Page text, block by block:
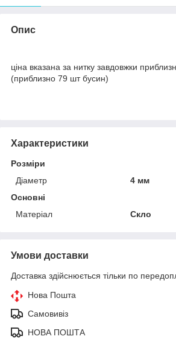
Опис
ціна вказана за нитку завдовжки
(приблизно 79 шт бусин)
Характеристики
Розміри
Діаметр
4 мм
Основні
Матеріал
Скло
Умови доставки
Доставка здійснюється тільки по
Нова Пошта
Самовивіз
НОВА ПОШТА